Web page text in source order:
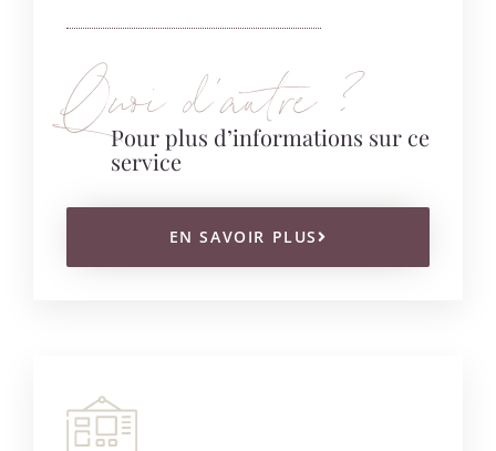
Quoi d’autre ?
Pour plus d’informations sur ce
service
EN SAVOIR PLUS